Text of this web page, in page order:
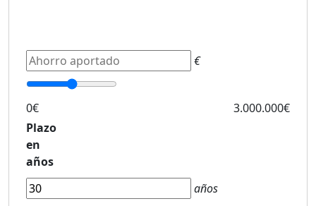
€
0€
3.000.000€
Plazo
en
años
años